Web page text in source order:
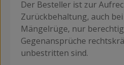
Der Besteller ist zur
Zurückbehaltung, auch
Mängelrüge, nur
Gegenansprüche
unbestritten sind.